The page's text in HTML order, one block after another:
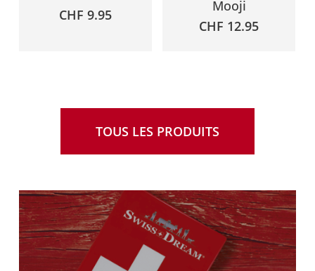
CHF 9.95
Mooji
CHF 12.95
TOUS LES PRODUITS